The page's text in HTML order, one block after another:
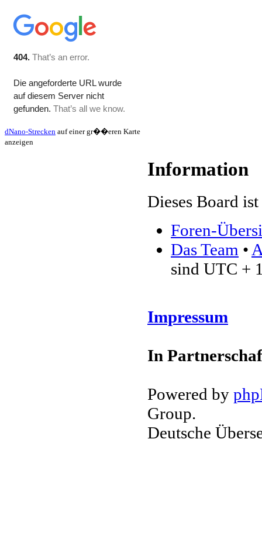
dNano-Strecken auf einer gr��eren Karte
anzeigen
Information
Dieses Board
Foren-
Das Team •
sind UTC +
Impressum
In
Powered by
Group.
Deutsche